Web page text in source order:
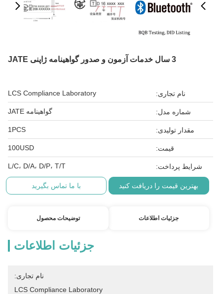
3 سال خدمات آزمون و صدور گواهینامه ژاپنی JATE
نام تجاری: LCS Compliance Laboratory
شماره مدل: گواهینامه JATE
مقدار تولیدی: 1PCS
قیمت: 100USD
شرایط پرداخت: L/C، D/A، D/P، T/T
بهترین قیمت را دریافت کنید با ما تماس بگیرید
جزئیات اطلاعات توضیحات محصول
جزئیات اطلاعات
نام تجاری:
LCS Compliance Laboratory